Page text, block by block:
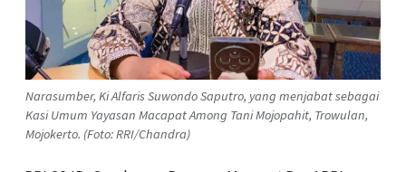
Narasumber, Ki Alfaris Suwondo Saputro, yang menjabat sebagai
Kasi Umum Yayasan Macapat Among Tani Mojopahit, Trowulan,
Mojokerto. (Foto: RRI/Chandra)